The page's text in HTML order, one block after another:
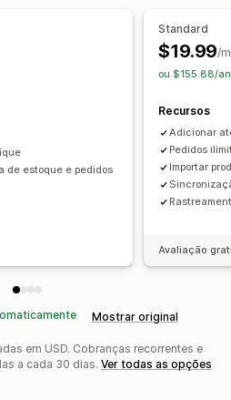
de estoque e pedidos
Standard
$19.99/
ou $155.88/
Recursos
Adicionar
Pedidos
Importar
Avaliação
Mostrar original
em USD. Cobranças recorrentes e
a cada 30 dias. Ver todas as opções